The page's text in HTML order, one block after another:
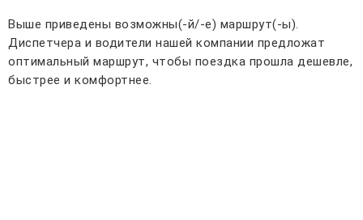
Выше приведены возможны(-й/-е) маршрут(-ы).
Диспетчера и водители нашей компании предложат
оптимальный маршрут, чтобы поездка прошла дешевле,
быстрее и комфортнее.